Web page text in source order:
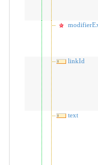
linkId
text